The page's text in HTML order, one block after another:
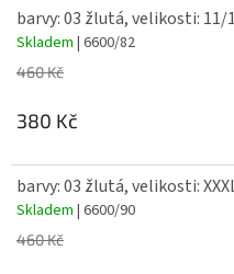
barvy: 03 žlutá, velikosti: 11/
Skladem | 6600/82
460 Kč
380 Kč
barvy: 03 žlutá, velikosti:
Skladem | 6600/90
460 Kč